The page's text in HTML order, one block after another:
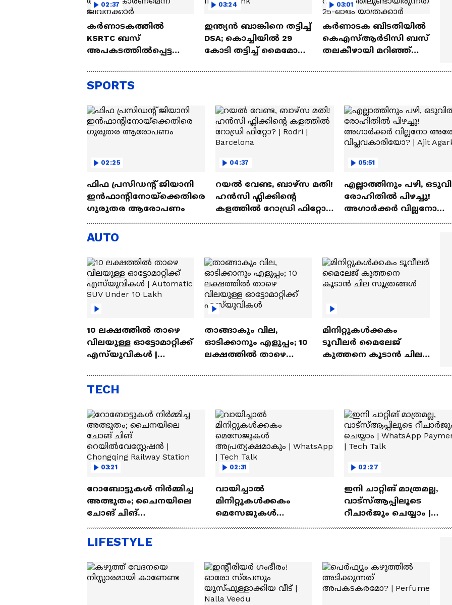
02:37
കർണാടകത്തിൽ
KSRTC ബസ്
അപകടത്തിൽപ്പെട്ട
ഡ്രൈവർ ഡ്യൂട്ടിയാണ്
അപകടകാരണമെന്ന്
03:24
ഇന്ത്യൻ ബാങ്കിനെ തട്ടിച്ച്
DSA; കൊച്ചിയിൽ 29
കോടി തട്ടിച്ച് മൈമോ
സർവീസസ് | Indian bank
03:01
കർണാടക ബിടതിയിൽ
കെഎസ്ആർടിസി ബസ്
തലകീഴായി മറിഞ്ഞ്
വാഹനത്തിലുണ്ടായിരു
SPORTS
02:25
ഫിഫ പ്രസിഡന്റ് ജിയാനി
ഇൻഫാന്റിനോയ്‌ക്കെതിരെ
ഗുരുതര ആരോപണം
04:37
റയല്‍ വേണ്ട, ബാഴ്‌സ മതി!
ഹൻസി ഫ്ലിക്കിന്റെ
കളത്തില്‍ റോഡ്രി ഫിറ്റോ?
| Rodri | Barcelona
05:51
എല്ലാത്തിനും പഴി,
രോഹിതില്‍ പിഴച്ചു!
അഗാര്‍ക്കർ വില്ലനോ
അതോ
AUTO
10 ലക്ഷത്തിൽ താഴെ
വിലയുള്ള ഓട്ടോമാറ്റിക്ക്
എസ്‍യുവികൾ |
Lakh
താങ്ങാകും വില,
ഓടിക്കാനും എളുപ്പം; 10
ലക്ഷത്തിൽ താഴെ
എസ്‍യുവികൾ
മിനിറ്റുകൾക്കകം
ടൂവീലർ മൈലേജ്
കുത്തനെ കൂടാൻ ചില
TECH
03:21
റോബോട്ടുകൾ നിർമ്മിച്ച
അത്ഭുതം; ചൈനയിലെ
ചോങ് ചിങ്
Chongqing Railway Station
02:31
വായിച്ചാൽ
മിനിറ്റുകൾക്കകം
മെസേജുകള്‍
02:27
ഇനി ചാറ്റിങ് മാത്രമല്ല,
വാട്‌സ്‌ആപ്പിലൂടെ
റീചാർജും ചെയ്യാം |
LIFESTYLE